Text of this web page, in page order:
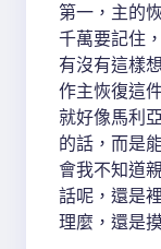
第一，主的
千萬要記住
有沒有這樣
作主恢復這
就好像馬利
的話，而是
會我不知道
話呢，還是
理麼，還是